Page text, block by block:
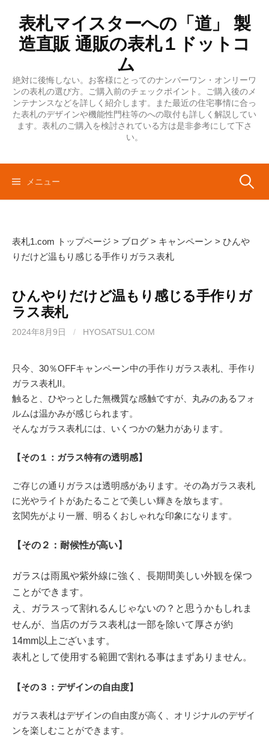
表札マイスターへの「道」 製
造直販 通販の表札１ドットコ
ム
絶対に後悔しない。お客様にとってのナンバーワン・オンリーワ
ンの表札の選び方。ご購入前のチェックポイント。ご購入後のメ
ンテナンスなどを詳しく紹介します。また最近の住宅事情に合っ
た表札のデザインや機能性門柱等のへの取付も詳しく解説してい
ます。表札のご購入を検討されている方は是非参考にして下さ
い。
メニュー 検
表札1.com トップページ > ブログ > キャンペーン > ひんや
りだけど温もり感じる手作りガラス表札
ひんやりだけど温もり感じる手作りガ
ラス表札
2024年8月9日 / HYOSATSU1.COM
只今、30％OFFキャンペーン中の手作りガラス表札、手作り
ガラス表札II。
触ると、ひやっとした無機質な感触ですが、丸みのあるフォ
ルムは温かみが感じられます。
そんなガラス表札には、いくつかの魅力があります。
【その１：ガラス特有の透明感】
ご存じの通りガラスは透明感があります。その為ガラス表札
に光やライトがあたることで美しい輝きを放ちます。
玄関先がより一層、明るくおしゃれな印象になります。
【その２：耐候性が高い】
ガラスは雨風や紫外線に強く、長期間美しい外観を保つ
ことができます。
え、ガラスって割れるんじゃないの？と思うかもしれま
せんが、当店のガラス表札は一部を除いて厚さが約
14mm以上ございます。
表札として使用する範囲で割れる事はまずありません。
【その３：デザインの自由度】
ガラス表札はデザインの自由度が高く、オリジナルのデザイ
ンを楽しむことができます。